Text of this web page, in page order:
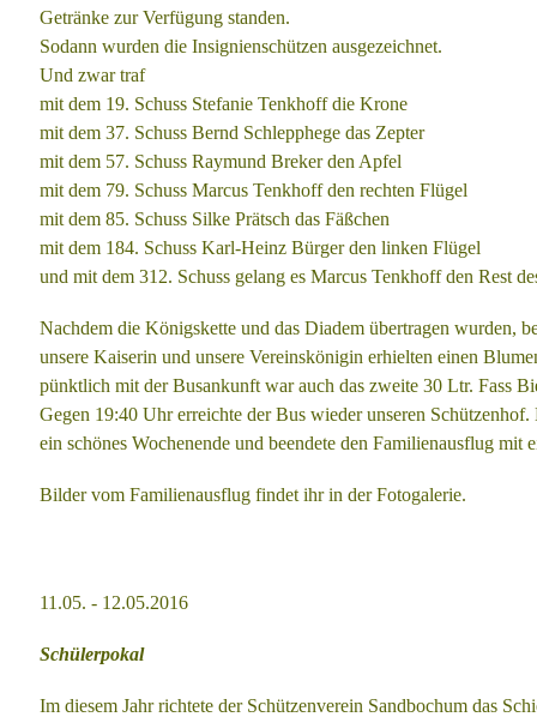
Getränke zurVerfügung standen.
Sodann wurden die Insignienschützen ausgezeichnet.
Und zwar traf
mit dem 19. Schuss Stefanie Tenkhoff die Krone
mit dem 37. Schuss Bernd Schlepphege das Zepter
mit dem 57. Schuss Raymund Breker den Apfel
mit dem 79. Schuss Marcus Tenkhoff den rechten Flügel
mit dem 85. Schuss Silke Prätsch das Fäßchen
mit dem 184. Schuss Karl-Heinz Bürger den linken Flügel
und mit dem 312. Schuss gelang es Marcus Tenkhoff den Rest
Nachdem die Königskette und das Diadem übertragen wurden,
unsere Kaiserin und unsere Vereinskönigin erhielten einen
pünktlich mit der Busankunft war auch das zweite 30 Ltr. Fass
Gegen 19:40 Uhr erreichte der Bus wieder unseren
ein schönes Wochenende und beendete den Familienausflug mit
Bilder vom Familienausflug findet ihr in der Fotogalerie.
11.05. - 12.05.2016
Schülerpokal
Im diesem Jahr richtete der Schützenverein Sandbochum das